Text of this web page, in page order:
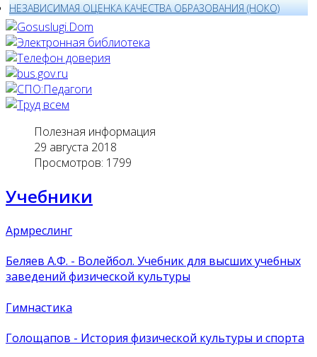
НЕЗАВИСИМАЯ ОЦЕНКА КАЧЕСТВА ОБРАЗОВАНИЯ (НОКО)
Полезная информация
29 августа 2018
Просмотров: 1799
Учебники
Армреслинг
Беляев А.Ф. - Волейбол. Учебник для высших учебных
заведений физической культуры
Гимнастика
Голощапов - История физической культуры и спорта